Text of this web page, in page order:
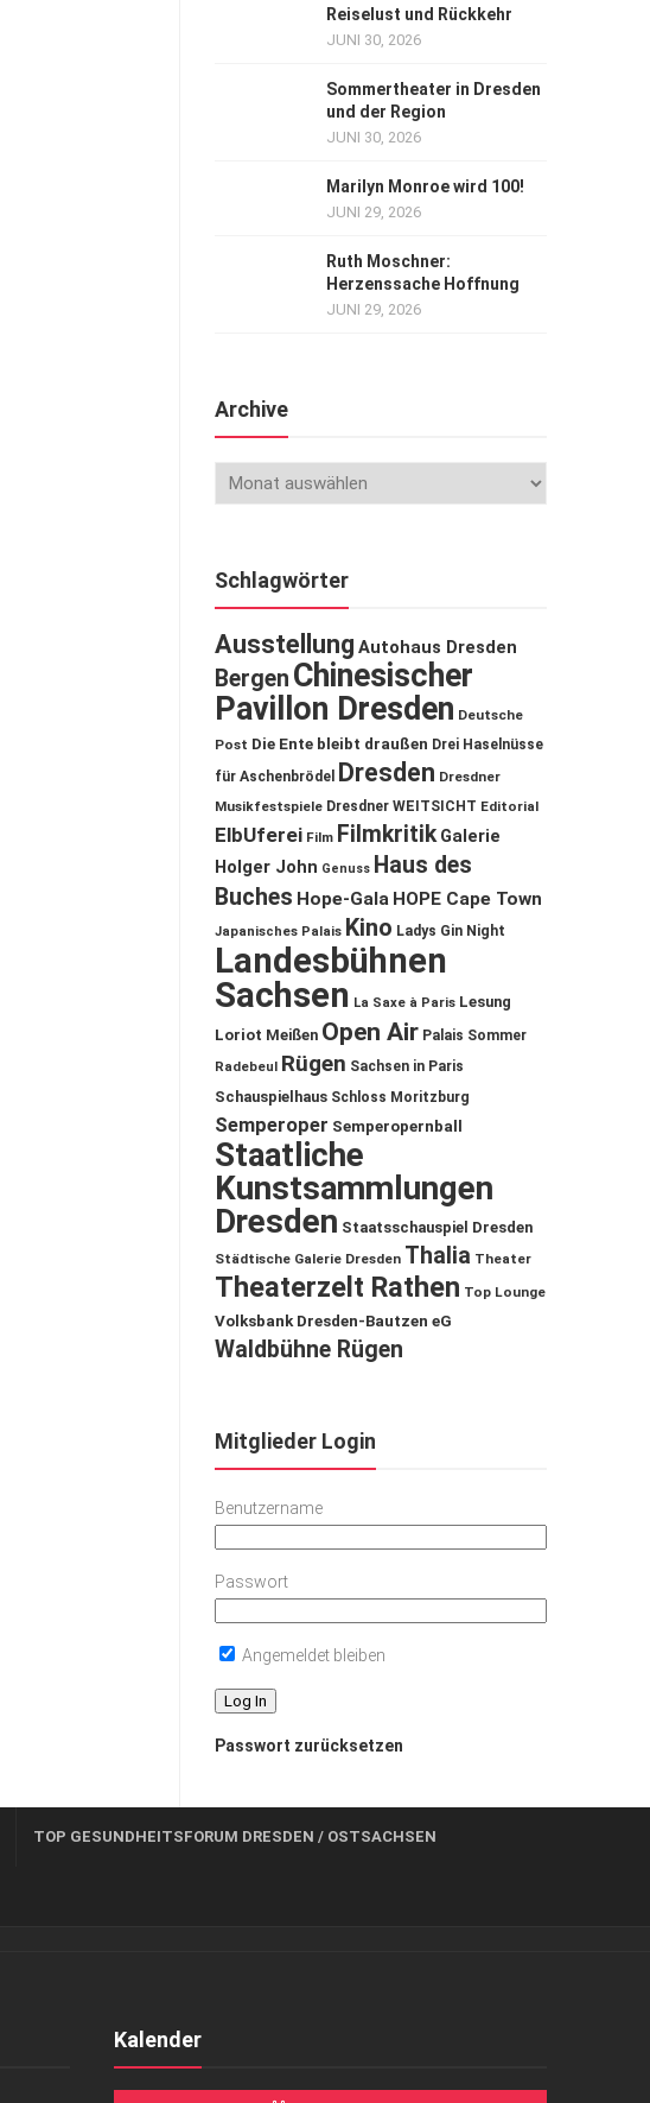
Reiselust und Rückkehr
JUNI 30, 2026
Sommertheater in Dresden
und der Region
JUNI 30, 2026
Marilyn Monroe wird 100!
JUNI 29, 2026
Ruth Moschner:
Herzenssache Hoffnung
JUNI 29, 2026
Archive
Schlagwörter
Ausstellung Autohaus Dresden
Bergen Chinesischer
Pavillon Dresden Deutsche
Post Die Ente bleibt draußen Drei Haselnüsse
für Aschenbrödel
Dresden Dresdner
Musikfestspiele Dresdner WEITSICHT Editorial
ElbUferei Film Filmkritik Galerie
Holger John Genuss Haus des
Buches Hope-Gala HOPE Cape Town
Japanisches Palais Kino Ladys Gin Night
Landesbühnen
Sachsen La Saxe à Paris Lesung
Loriot Meißen Open Air Palais Sommer
Radebeul Rügen Sachsen in Paris
Schauspielhaus Schloss Moritzburg
Semperoper Semperopernball
Staatliche
Kunstsammlungen
Dresden Staatsschauspiel Dresden
Städtische Galerie Dresden Thalia Theater
Theaterzelt Rathen Top Lounge
Volksbank Dresden-Bautzen eG
Waldbühne Rügen
Mitglieder Login
Benutzername
Passwort
Angemeldet bleiben
Passwort zurücksetzen
TOP GESUNDHEITSFORUM DRESDEN / OSTSACHSEN
Kalender